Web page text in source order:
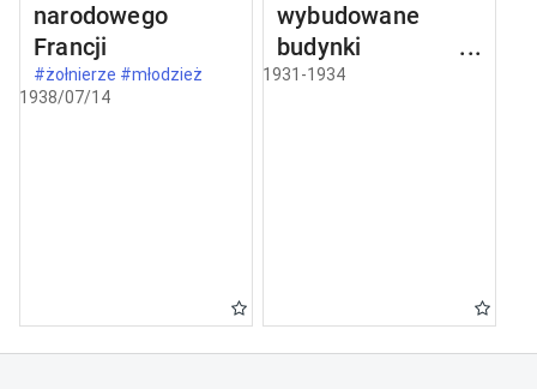
narodowego
Francji
#żołnierze #młodzież
1938/07/14
wybudowane
budynki w
Częstochowie
1931-1934